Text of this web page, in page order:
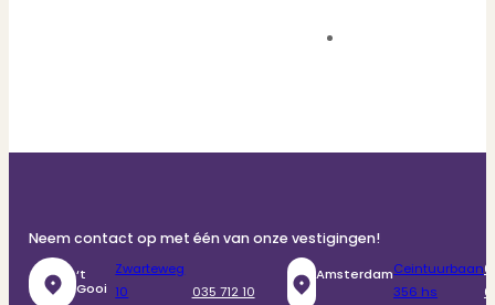
Neem contact op met één van onze vestigingen!
‘t
Gooi
Zwarteweg
10
035 712 10
AmsterdamCeintuurbaan
356 hs